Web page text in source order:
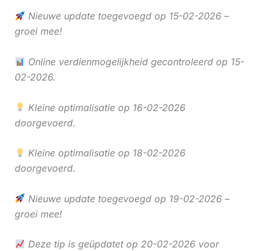
Nieuwe update toegevoegd op 15-02-2026 –
groei mee!
Online verdienmogelijkheid gecontroleerd op 15-
02-2026.
Kleine optimalisatie op 16-02-2026
doorgevoerd.
Kleine optimalisatie op 18-02-2026
doorgevoerd.
Nieuwe update toegevoegd op 19-02-2026 –
groei mee!
Deze tip is geüpdatet op 20-02-2026 voor